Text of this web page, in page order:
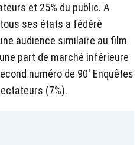
et 25% du public. A
ses états a fédéré
audience similaire au film
part de marché inférieure
numéro de 90' Enquêtes
(7%).